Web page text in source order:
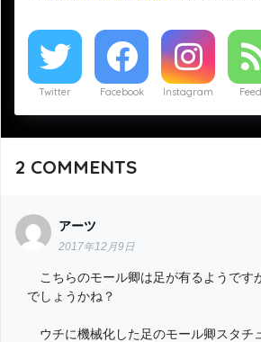
Twitter Facebook Instagram
2 COMMENTS
アーツ
2017年12月9日
こちらのモール卿は足が有るようです
でしょうかね？
ウチに機械化した足のモール卿スタチ